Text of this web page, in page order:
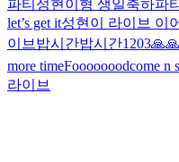
파티 성현이형 생일축하파티
let’s get it성현이 라이브 이
이브 밥시간밥시간1203🙏🙏
more timeFooooooodcome n
라이브